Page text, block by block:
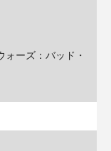
ォーズ：バッド・